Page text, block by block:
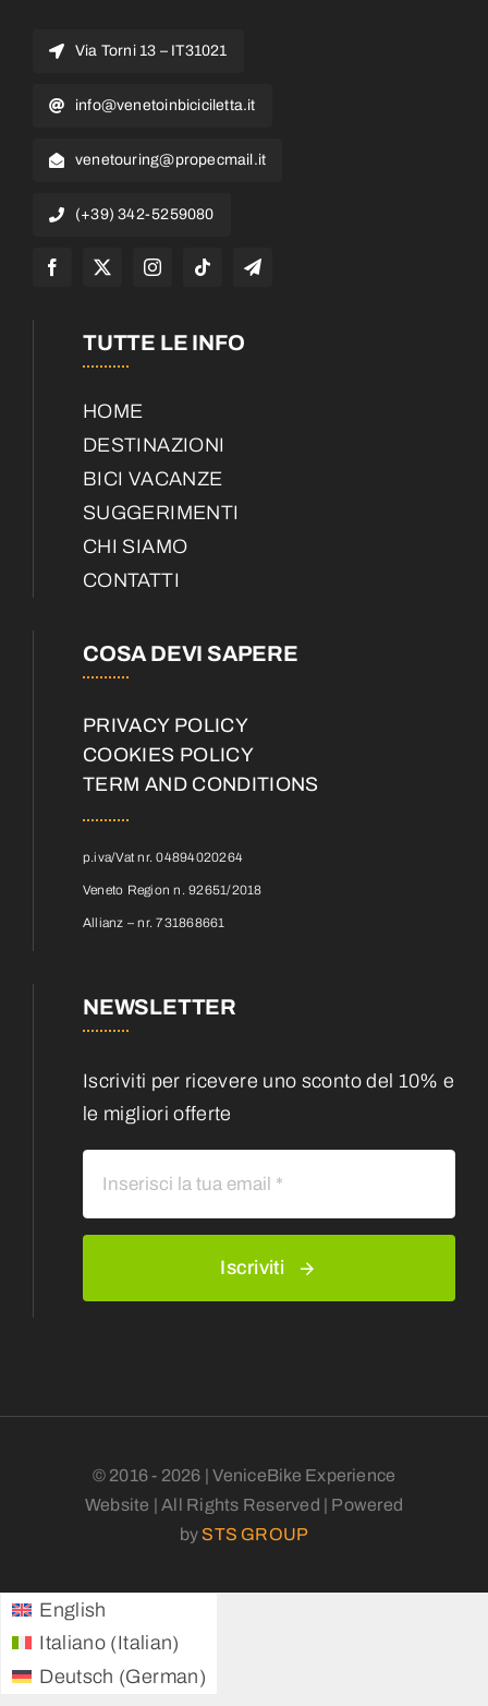
Via Torni 13 – IT31021
info@venetoinbiciciletta.it
venetouring@propecmail.it
(+39) 342-5259080
TUTTE LE INFO
HOME
DESTINAZIONI
BICI VACANZE
SUGGERIMENTI
CHI SIAMO
CONTATTI
COSA DEVI SAPERE
PRIVACY POLICY
COOKIES POLICY
TERM AND CONDITIONS
p.iva/Vat nr. 04894020264
Veneto Region n. 92651/2018
Allianz – nr. 731868661
NEWSLETTER
Iscriviti per ricevere uno sconto del 10% e
le migliori offerte
Iscriviti
© 2016 - 2026 | VeniceBike Experience
Website | All Rights Reserved | Powered
by STS GROUP
English
Italiano (Italian)
Deutsch (German)